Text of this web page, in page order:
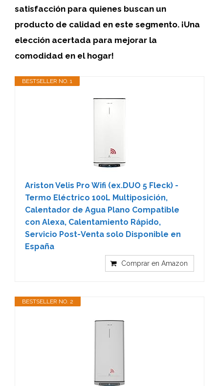
satisfacción para quienes buscan un
producto de calidad en este segmento. ¡Una
elección acertada para mejorar la
comodidad en el hogar!
BESTSELLER NO. 1
Ariston Velis Pro Wifi (ex.DUO 5 Fleck) -
Termo Eléctrico 100L Multiposición,
Calentador de Agua Plano Compatible
con Alexa, Calentamiento Rápido,
Servicio Post-Venta solo Disponible en
España
Comprar en Amazon
BESTSELLER NO. 2